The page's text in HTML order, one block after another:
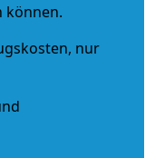
können.
nur